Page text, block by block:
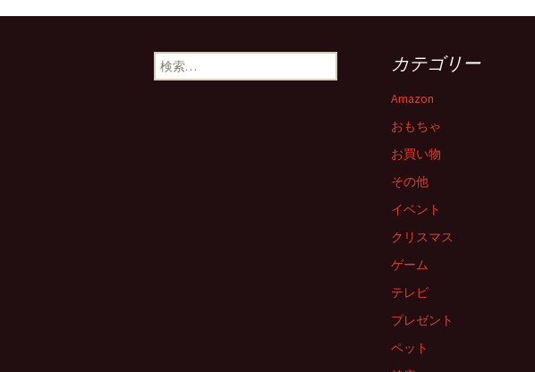
稿
検
索:
カテゴリー
Amazon
おもちゃ
お買い物
その他
イベント
クリスマス
ゲーム
テレビ
プレゼント
ペット